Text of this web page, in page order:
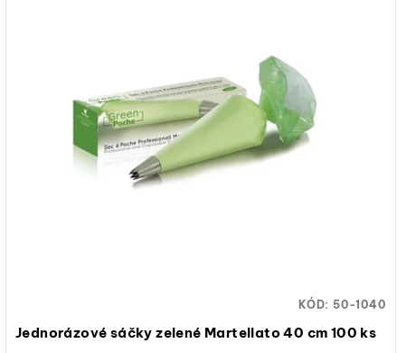
Jednorázové sáčky zelené Martellato 40 cm 100 ks
KÓD: 50-1040